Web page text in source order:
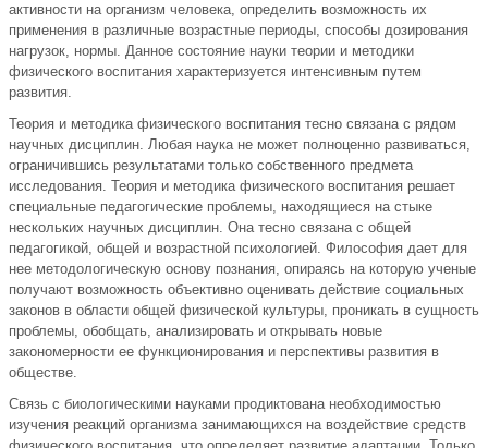
активности на организм человека, определить возможность их
применения в различные возрастные периоды, способы дозирования
нагрузок, нормы. Данное состояние науки теории и методики
физического воспитания характеризуется интенсивным путем
развития.
Теория и методика физического воспитания тесно связана с рядом
научных дисциплин. Любая наука не может полноценно развиваться,
ограничившись результатами только собственного предмета
исследования. Теория и методика физического воспитания решает
специальные педагогические проблемы, находящиеся на стыке
нескольких научных дисциплин. Она тесно связана с общей
педагогикой, общей и возрастной психологией. Философия дает для
нее методологическую основу познания, опираясь на которую ученые
получают возможность объективно оценивать действие социальных
законов в области общей физической культуры, проникать в сущность
проблемы, обобщать, анализировать и открывать новые
закономерности ее функционирования и перспективы развития в
обществе.
Связь с биологическими науками продиктована необходимостью
изучения реакций организма занимающихся на воздействие средств